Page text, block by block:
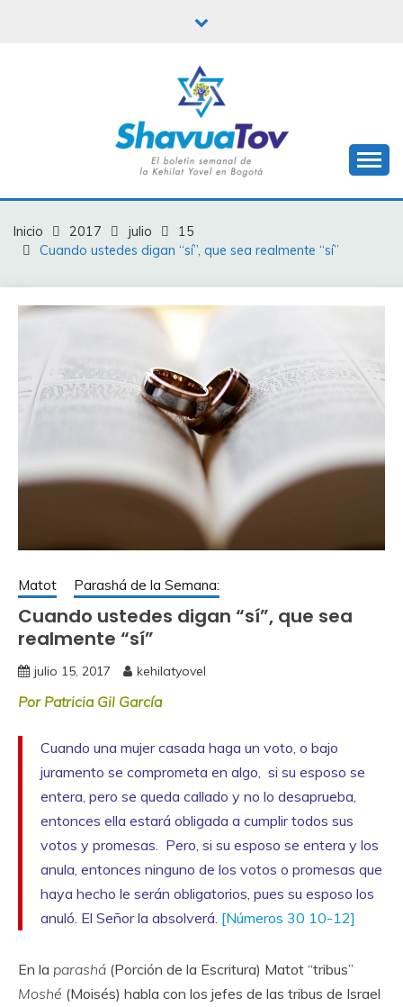
BOLETÍN SHAVUA
TOV
Inicio 2017 julio
15
Cuando ustedes digan “sí”, que sea realmente “sí”
Matot Parashá de la Semana:
Cuando ustedes digan “sí”, que sea
realmente “sí”
julio 15, 2017 kehilatyovel
Por Patricia Gil García
Cuando una mujer casada haga un voto, o bajo
juramento se comprometa en algo, si su esposo se
entera, pero se queda callado y no lo desaprueba,
entonces ella estará obligada a cumplir todos sus
votos y promesas.
Pero, si su esposo se entera y los
anula, entonces ninguno de los votos o promesas que
haya hecho le serán obligatorios, pues su esposo los
anuló. El Señorla absolverá. [Números 30 10-12]
En la parashá (Porción de la Escritura) Matot “tribus”
Moshé (Moisés) habla con los jefes de las tribus de Israel